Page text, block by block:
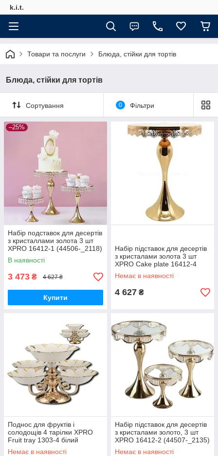
k.i.t.
Товари та послуги Блюда, стійки для тортів
Блюда, стійки для тортів
Сортування 0 Фільтри
–25%
Набір подставок для десертів
з кристаллами золота 3 шт
XPRO 16412-1 (44506-_2118)
В наявності
3 473 ₴ 4 627 ₴
Купити
Набір підставок для десертів
з кристалами золота 3 шт
XPRO Cake plate 16412-4
(44508-_2118)
Немає в наявності
4 627 ₴
Поднос для фруктів і
солодощів 4 тарілки XPRO
Fruit tray 1303-4 білий
(44515-_691)
Немає в наявності
Набір підставок для десертів
з кристалами золото, 3 шт
XPRO 16412-2 (44507-_2135)
Немає в наявності